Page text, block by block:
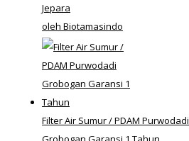
Jepara
oleh Biotamasindo
Filter Air Sumur / PDAM Purwodadi